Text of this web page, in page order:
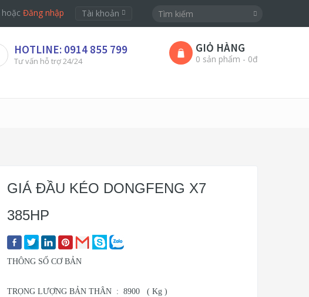
hoặcĐăng nhập Tài khoản
HOTLINE: 0914 855 799
Tư vấn hỗ trợ 24/24
GIỎ HÀNG
0 sản phẩm - 0đ
GIÁ ĐẦU KÉO DONGFENG X7
385HP
THÔNG SỐ CƠ BẢN
TRỌNG LƯỢNG BẢN THÂN : 8900 ( Kg )